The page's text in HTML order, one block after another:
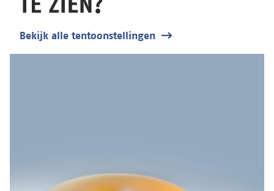
Bekijk alle tentoonstellingen